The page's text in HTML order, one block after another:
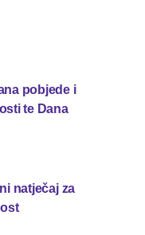
pobjede i
te Dana
natječaj za